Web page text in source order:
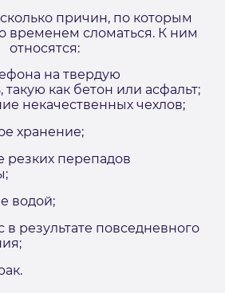
причин, по которым
временем сломаться. К ним
относятся:
на твердую
такую как бетон или асфальт;
некачественных чехлов;
хранение;
резких перепадов
водой;
результате повседневного